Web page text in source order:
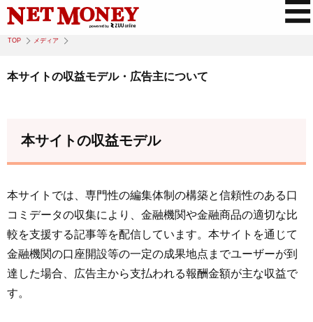
TOP メディア
本サイトの収益モデル・広告主について
本サイトの収益モデル
本サイトでは、専門性の編集体制の構築と信頼性のある口
コミデータの収集により、金融機関や金融商品の適切な比
較を支援する記事等を配信しています。本サイトを通じて
金融機関の口座開設等の一定の成果地点までユーザーが到
達した場合、広告主から支払われる報酬金額が主な収益で
す。